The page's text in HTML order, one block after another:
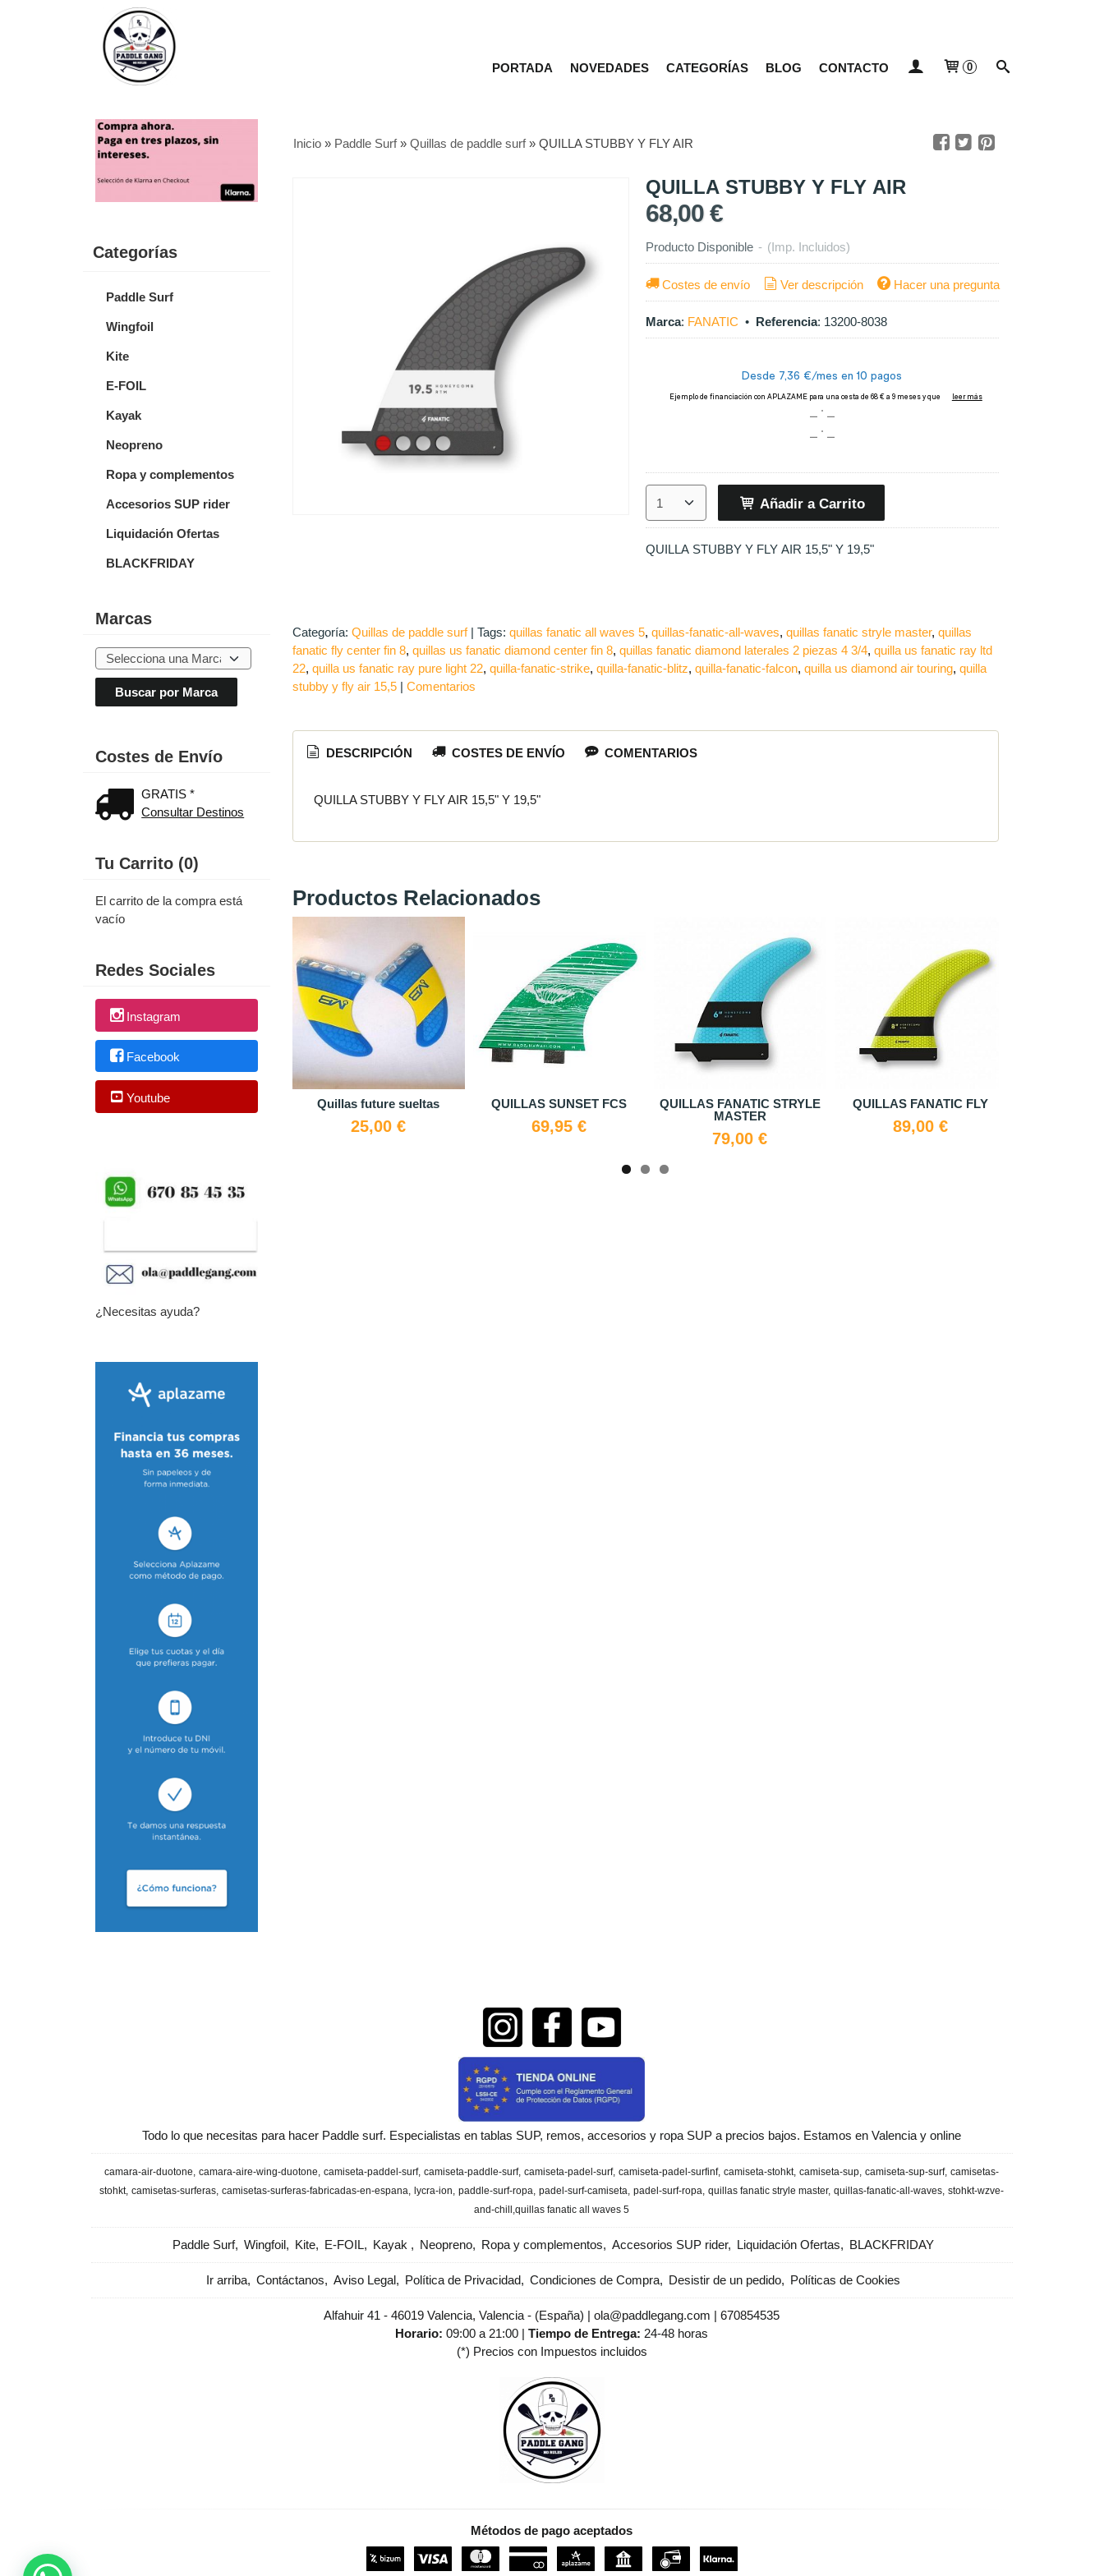
PORTADA NOVEDADES CATEGORÍAS BLOG CONTACTO 0
Categorías
Paddle Surf
Wingfoil
Kite
E-FOIL
Kayak
Neopreno
Ropa y complementos
Accesorios SUP rider
Liquidación Ofertas
BLACKFRIDAY
Marcas
Costes de Envío
GRATIS *
Consultar Destinos
Tu Carrito (0)
El carrito de la compra está
vacío
Redes Sociales
Instagram
Facebook
Youtube
¿Necesitas ayuda?
Inicio» Paddle Surf» Quillas de paddle surf» QUILLA STUBBY Y FLY AIR
QUILLA STUBBY Y FLY AIR
68,00 €
Producto Disponible - (Imp. Incluidos)
Costes de envío Ver descripción Hacer una pregunta
Marca: FANATIC • Referencia: 13200-8038
Añadir a Carrito
QUILLA STUBBY Y FLY AIR 15,5" Y 19,5"
Categoría: Quillas de paddle surf| Tags: ​quillas fanatic all waves 5 quillas-fanatic-all-waves quillas fanatic stryle master quillas
fanatic fly center fin 8 quillas us fanatic diamond center fin 8 quillas fanatic diamond laterales 2 piezas 4 3/4 quilla us fanatic ray ltd
22 quilla us fanatic ray pure light 22 quilla-fanatic-strike quilla-fanatic-blitz quilla-fanatic-falcon quilla us diamond air touring quilla
stubby y fly air 15,5 | Comentarios
DESCRIPCIÓN COSTES DE ENVÍO COMENTARIOS
QUILLA STUBBY Y FLY AIR 15,5" Y 19,5"
Productos Relacionados
QUILLAS FANATIC STRYLE
MASTER
QUILLAS FANATIC FLY Footstraps Fanatic VÁLVULA tabla hinchable Remo FANATIC ajustable
ALA DELANTERA AERO
Todo lo que necesitas para hacer Paddle surf. Especialistas en tablas SUP, remos, accesorios y ropa SUP a precios bajos. Estamos en Valencia y online
camara-air-duotone camara-aire-wing-duotone camiseta-paddel-surf camiseta-paddle-surf camiseta-padel-surf camiseta-padel-surfinf camiseta-stohkt camiseta-sup camiseta-sup-surf camisetas-
stohkt camisetas-surferas camisetas-surferas-fabricadas-en-espana lycra-ion paddle-surf-ropa padel-surf-camiseta padel-surf-ropa quillas fanatic stryle master quillas-fanatic-all-waves stohkt-wzve-
and-chill
​quillas fanatic all waves 5
Paddle Surf Wingfoil Kite E-FOIL Kayak Neopreno Ropa y complementos Accesorios SUP rider Liquidación Ofertas BLACKFRIDAY
Ir arriba Contáctanos Aviso Legal Política de Privacidad Condiciones de Compra Desistir de un pedido Políticas de Cookies
Alfahuir 41 - 46019 Valencia, Valencia - (España) | ola@paddlegang.com |670854535
Horario:09:00 a 21:00 |Tiempo de Entrega: 24-48 horas
(*) Precios con Impuestos incluidos
Métodos de pago aceptados